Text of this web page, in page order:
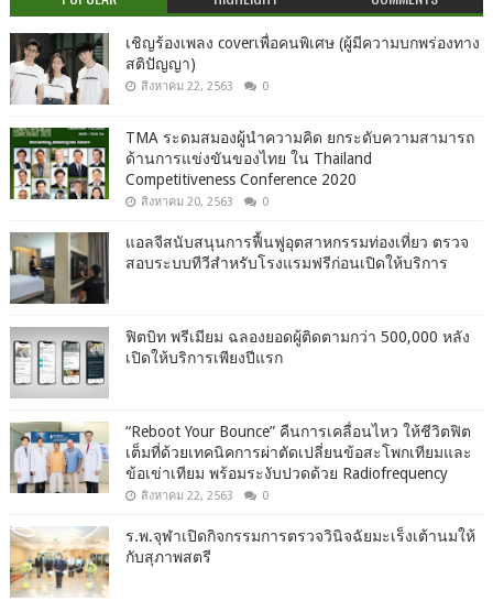
เชิญร้องเพลง coverเพื่อคนพิเศษ (ผู้มีความบกพร่องทาง
สติปัญญา)
สิงหาคม 22, 2563 0
TMA ระดมสมองผู้นำความคิด ยกระดับความสามารถ
ด้านการแข่งขันของไทย ใน Thailand
Competitiveness Conference 2020
สิงหาคม 20, 2563 0
แอลจีสนับสนุนการฟื้นฟูอุตสาหกรรมท่องเที่ยว ตรวจ
สอบระบบทีวีสำหรับโรงแรมฟรีก่อนเปิดให้บริการ
ฟิตบิท พรีเมียม ฉลองยอดผู้ติดตามกว่า 500,000 หลัง
เปิดให้บริการเพียงปีแรก
“Reboot Your Bounce” คืนการเคลื่อนไหว ให้ชีวิตฟิต
เต็มที่ด้วยเทคนิคการผ่าตัดเปลี่ยนข้อสะโพกเทียมและ
ข้อเข่าเทียม พร้อมระงับปวดด้วย Radiofrequency
สิงหาคม 22, 2563 0
ร.พ.จุฬาเปิดกิจกรรมการตรวจวินิจฉัยมะเร็งเต้านมให้
กับสุภาพสตรี